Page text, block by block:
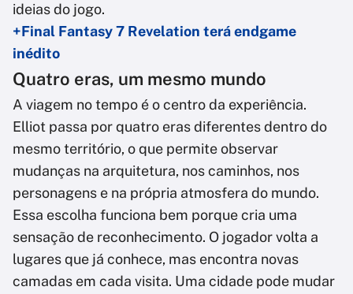
ideias do jogo.
+Final Fantasy 7 Revelation terá endgame
inédito
Quatro eras, um mesmo mundo
A viagem no tempo é o centro da experiência.
Elliot passa por quatro eras diferentes dentro do
mesmo território, o que permite observar
mudanças na arquitetura, nos caminhos, nos
personagens e na própria atmosfera do mundo.
Essa escolha funciona bem porque cria uma
sensação de reconhecimento. O jogador volta a
lugares que já conhece, mas encontra novas
camadas em cada visita. Uma cidade pode mudar